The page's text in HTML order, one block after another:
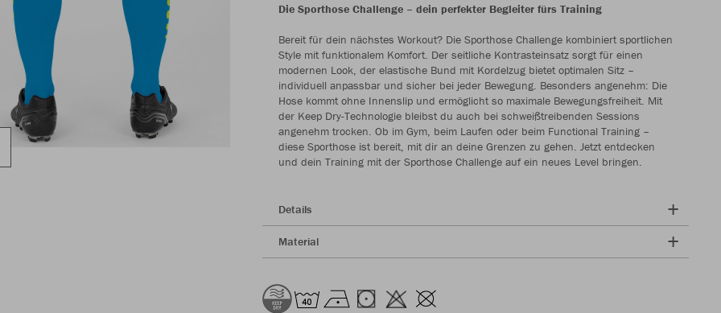
Die Sporthose Challenge – dein perfekter Begleiter fürs Training
Bereit für dein nächstes Workout? Die Sporthose Challenge kombiniert sportlichen
Style mit funktionalem Komfort. Der seitliche Kontrasteinsatz sorgt für einen
modernen Look, der elastische Bund mit Kordelzug bietet optimalen Sitz –
individuell anpassbar und sicher bei jeder Bewegung. Besonders angenehm: Die
Hose kommt ohne Innenslip und ermöglicht so maximale Bewegungsfreiheit. Mit
der Keep Dry-Technologie bleibst du auch bei schweißtreibenden Sessions
angenehm trocken. Ob im Gym, beim Laufen oder beim Functional Training –
diese Sporthose ist bereit, mit dir an deine Grenzen zu gehen. Jetzt entdecken
und dein Training mit der Sporthose Challenge auf ein neues Level bringen.
Details
Material